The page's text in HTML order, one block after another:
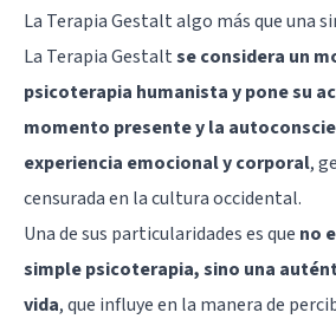
La Terapia Gestalt algo más que una
La Terapia Gestaltse considera un
psicoterapia humanista y pone su
momento presente y la
experiencia emocional y corporal,
censurada en la cultura occidental.
Una de sus particularidades es que no
simple psicoterapia, sino una
vida, que influye en la manera de